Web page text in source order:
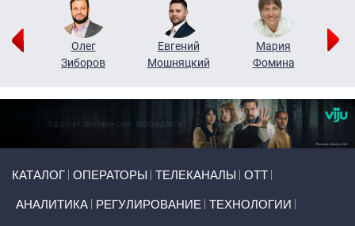
Олег
Зиборов
Евгений
Мошняцкий
Мария
Фомина
КАТАЛОГ ОПЕРАТОРЫ ТЕЛЕКАНАЛЫ ОТТ
АНАЛИТИКА РЕГУЛИРОВАНИЕ ТЕХНОЛОГИИ